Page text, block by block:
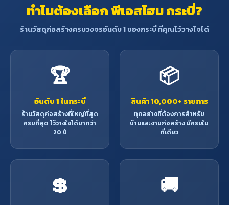
ประมาณ 60-70 ปอนด์
ไสกบตกแต่งได้ยาก เนื้อไม้มักจะมี
แตกเก่ง ฉะนั้นไม้เต็งจึงมักจะไม่
: ใช้ทำหมอนรางรถไฟ
เครื่องมืออกสิกรรม เก้าอี้ ชิงช้า
การสร้างบ้านเรือนที่รับน้ำหนัก
มาก ด้ามเครื่องมือกสิกรรม
โครงสร้างอาคาร เช่น ตง คาน
วงกบ ประตูหน้าต่าง โครงหลังคา
ทำไมต้องเลือก พีเอสโฮม กระบี่?
ร้านวัสดุก่อสร้างครบวงจรอันดับ 1 ของกระบี่ ที่คุณไว้วางใจได้
🏆
อันดับ 1 ในกระบี่
ร้านวัสดุก่อสร้างที่ใหญ่ที่สุด
ครบที่สุด ไว้วางใจได้มากว่า
20 ปี
📦
สินค้า 10,000+ รายการ
ทุกอย่างที่ต้องการสำหรับ
บ้านและงานก่อสร้าง มีครบใน
ที่เดียว
💲 🚚